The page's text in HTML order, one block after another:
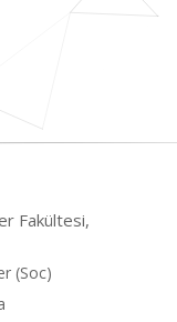
Fakültesi,
(Soc)